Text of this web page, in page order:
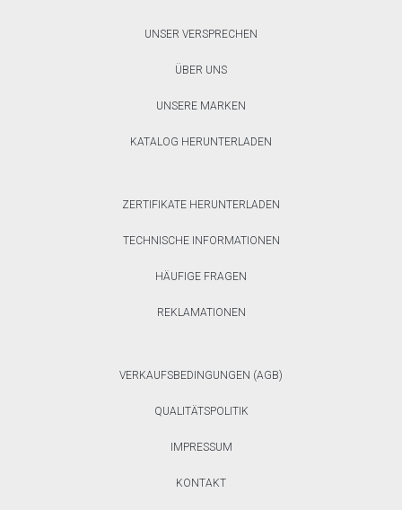
UNSER VERSPRECHEN
ÜBER UNS
UNSERE MARKEN
KATALOG HERUNTERLADEN
ZERTIFIKATE HERUNTERLADEN
TECHNISCHE INFORMATIONEN
HÄUFIGE FRAGEN
REKLAMATIONEN
VERKAUFSBEDINGUNGEN (AGB)
QUALITÄTSPOLITIK
IMPRESSUM
KONTAKT